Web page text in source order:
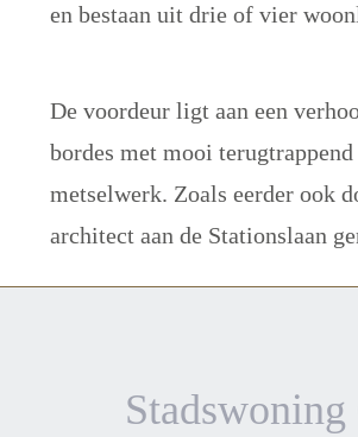
en bestaan uit drie of vier
De voordeur ligt aan een
bordes met mooi terugtrappend
metselwerk. Zoals eerder ook door dezelfde
architect aan de
Stadswoning